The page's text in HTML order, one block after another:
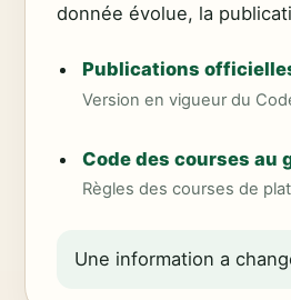
donnée évolue, la
Publications
Version en vigueur du
Code des courses au
Règles des courses de
Une information a